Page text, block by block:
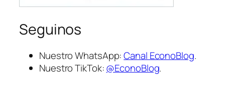
Seguinos
Nuestro WhatsApp:Canal EconoBlog.
Nuestro TikTok:@EconoBlog.